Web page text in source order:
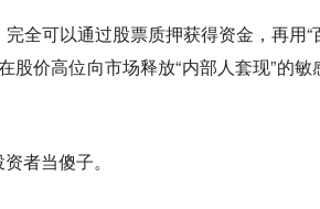
全可以通过股票质押获得资金，再用“
股价高位向市场释放“内部人套现”的敏
者当傻子。